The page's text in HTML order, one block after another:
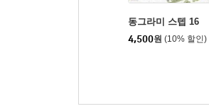
동그라미 스텝 16
4,500원 (10% 할인)